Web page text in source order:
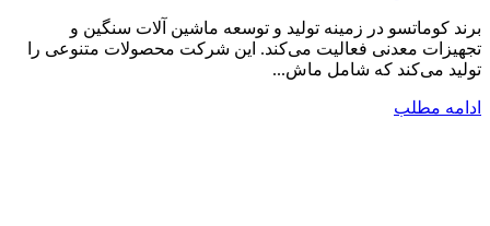
برند کوماتسو در زمینه تولید و توسعه ماشین آلات سنگین و
تجهیزات معدنی فعالیت می‌کند. این شرکت محصولات متنوعی را
تولید می‌کند که شامل ماش...
ادامه مطلب